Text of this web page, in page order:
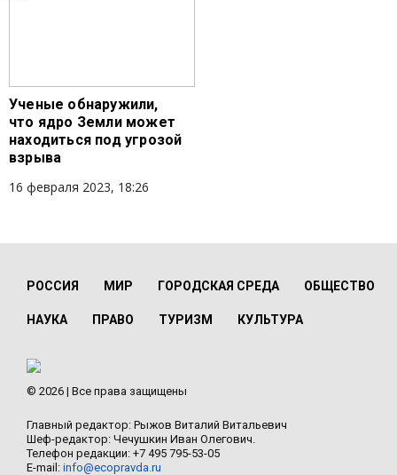
Ученые обнаружили,
что ядро Земли может
находиться под угрозой
взрыва
16 февраля 2023, 18:26
РОССИЯ МИР ГОРОДСКАЯ СРЕДА ОБЩЕСТВО
НАУКА ПРАВО ТУРИЗМ КУЛЬТУРА
© 2026 | Все права защищены
Главный редактор: Рыжов Виталий Витальевич
Шеф-редактор: Чечушкин Иван Олегович.
Телефон редакции: +7 495 795-53-05
E-mail: info@ecopravda.ru